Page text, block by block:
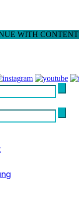
WITH CONTENT